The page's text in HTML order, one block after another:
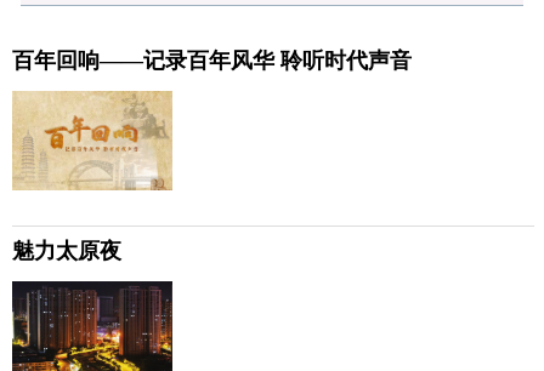
百年回响——记录百年风华 聆听时代声音
魅力太原夜